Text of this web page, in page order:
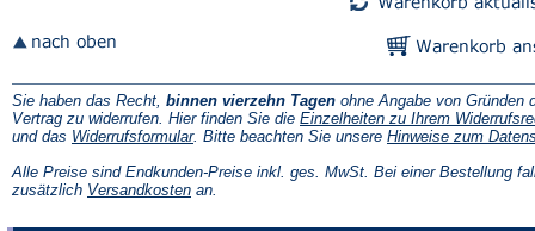
Sie haben das Recht, binnen vierzehn Tagen ohne Angabe von Gründen
Vertrag zu widerrufen. Hier finden Sie die Einzelheiten zu Ihrem
und das Widerrufsformular(Öffnet
einem
neuen
. Bitte beachten Sie unsere Hinweise zum
Alle Preise sind Endkunden-Preise inkl. ges. MwSt. Bei einer Bestellung
zusätzlich Versandkosten(Öffnet
an.